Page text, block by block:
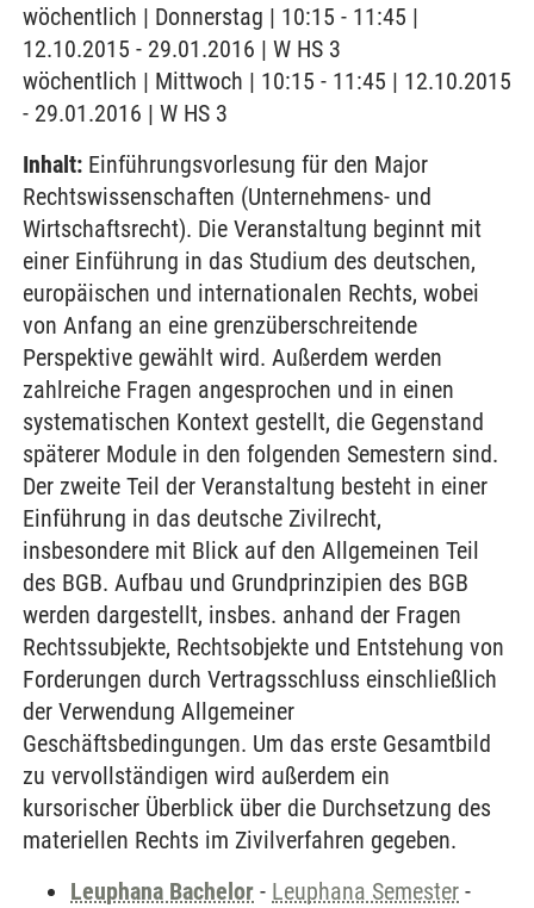
wöchentlich | Donnerstag | 10:15 - 11:45 |
12.10.2015 - 29.01.2016 | W HS 3
wöchentlich | Mittwoch | 10:15 - 11:45 | 12.10.2015
- 29.01.2016 | W HS 3
Inhalt: Einführungsvorlesung für den Major
Rechtswissenschaften (Unternehmens- und
Wirtschaftsrecht). Die Veranstaltung beginnt mit
einer Einführung in das Studium des deutschen,
europäischen und internationalen Rechts, wobei
von Anfang an eine grenzüberschreitende
Perspektive gewählt wird. Außerdem werden
zahlreiche Fragen angesprochen und in einen
systematischen Kontext gestellt, die Gegenstand
späterer Module in den folgenden Semestern sind.
Der zweite Teil der Veranstaltung besteht in einer
Einführung in das deutsche Zivilrecht,
insbesondere mit Blick auf den Allgemeinen Teil
des BGB. Aufbau und Grundprinzipien des BGB
werden dargestellt, insbes. anhand der Fragen
Rechtssubjekte, Rechtsobjekte und Entstehung von
Forderungen durch Vertragsschluss einschließlich
der Verwendung Allgemeiner
Geschäftsbedingungen. Um das erste Gesamtbild
zu vervollständigen wird außerdem ein
kursorischer Überblick über die Durchsetzung des
materiellen Rechts im Zivilverfahren gegeben.
Leuphana Bachelor - Leuphana Semester -